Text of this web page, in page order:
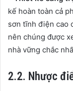
kế hoàn toàn cả
sơn tĩnh điện cao
nên chúng được
nhà vững chắc
2.2. Nhược